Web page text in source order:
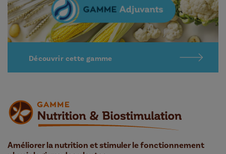
Découvrir cette gamme
Améliorer la nutrition et stimuler le fonctionnement